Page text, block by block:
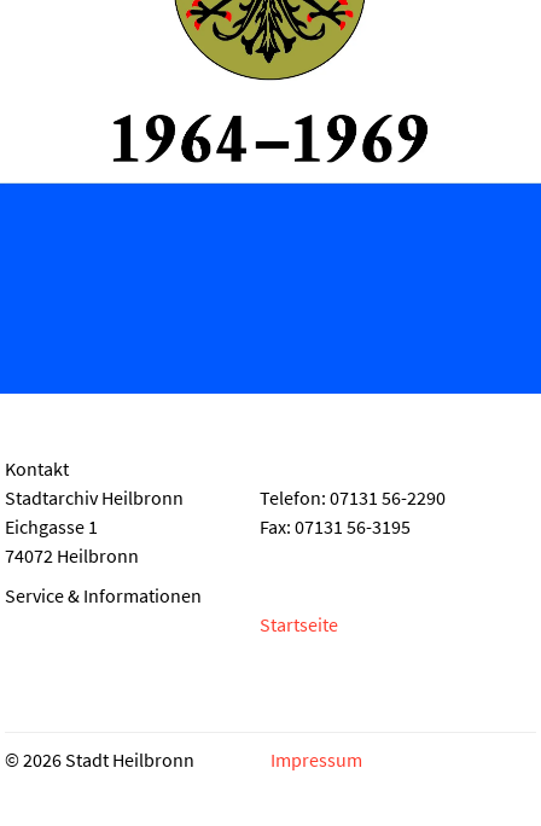
Kontakt
Stadtarchiv Heilbronn
Eichgasse 1
74072 Heilbronn
Telefon: 07131 56-2290
Fax: 07131 56-3195
Service & Informationen
Startseite
© 2026 Stadt Heilbronn Impressum